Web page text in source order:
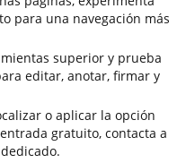
para una navegación más
superior y prueba
editar, anotar, firmar y
o aplicar la opción
gratuito, contacta a